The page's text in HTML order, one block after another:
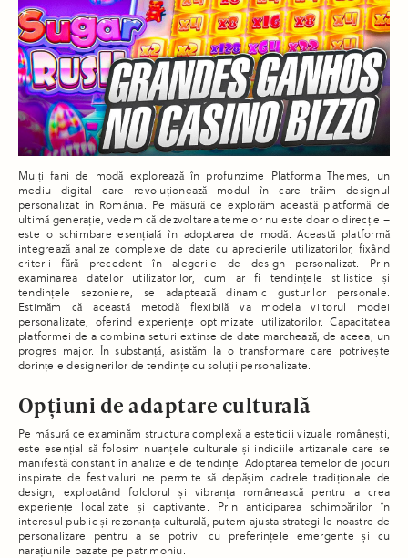
Mulți fani de modă explorează în profunzime Platforma Themes, un
mediu digital care revoluționează modul în care trăim designul
personalizat în România. Pe măsură ce explorăm această platformă de
ultimă generație, vedem că dezvoltarea temelor nu este doar o direcție –
este o schimbare esențială în adoptarea de modă. Această platformă
integrează analize complexe de date cu aprecierile utilizatorilor, fixând
criterii fără precedent în alegerile de design personalizat. Prin
examinarea datelor utilizatorilor, cum ar fi tendințele stilistice și
tendințele sezoniere, se adaptează dinamic gusturilor personale.
Estimăm că această metodă flexibilă va modela viitorul modei
personalizate, oferind experiențe optimizate utilizatorilor. Capacitatea
platformei de a combina seturi extinse de date marchează, de aceea, un
progres major. În substanță, asistăm la o transformare care potrivește
dorințele designerilor de tendințe cu soluții personalizate.
Opțiuni de adaptare culturală
Pe măsură ce examinăm structura complexă a esteticii vizuale românești,
este esențial să folosim nuanțele culturale și indiciile artizanale care se
manifestă constant în analizele de tendințe. Adoptarea temelor de jocuri
inspirate de festivaluri ne permite să depășim cadrele tradiționale de
design, exploatând folclorul și vibranța românească pentru a crea
experiențe localizate și captivante. Prin anticiparea schimbărilor în
interesul public și rezonanța culturală, putem ajusta strategiile noastre de
personalizare pentru a se potrivi cu preferințele emergente și cu
narațiunile bazate pe patrimoniu.